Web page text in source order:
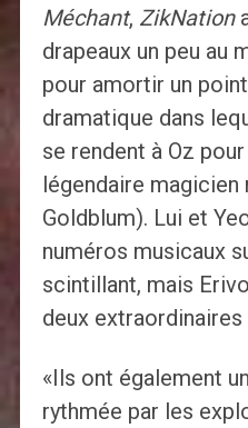
Méchant, ZikNation
drapeaux un peu au
pour amortir un
dramatique dans
se rendent à Oz
légendaire
Goldblum). Lui et
numéros musicaux
scintillant, mais
deux
«Ils ont également
rythmée par les